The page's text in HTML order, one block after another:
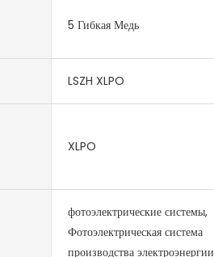
5 Гибкая Медь
LSZH XLPO
XLPO
фотоэлектрические системы,
Фотоэлектрическая система
производства электроэнергии